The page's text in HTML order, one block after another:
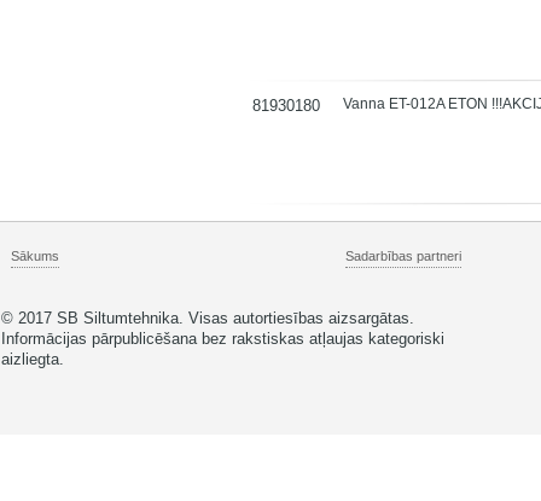
81930180 Vanna ET-012A ETON
Sākums Sadarbības partneri
© 2017 SB Siltumtehnika. Visas autortiesības aizsargātas.
Informācijas pārpublicēšana bez rakstiskas atļaujas kategoriski
aizliegta.